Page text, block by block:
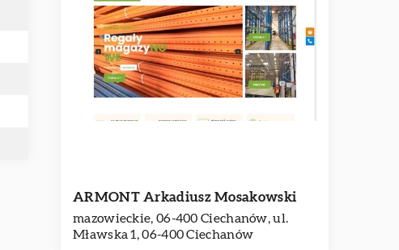
ARMONT Arkadiusz Mosakowski
mazowieckie, 06-400 Ciechanów, ul.
Mławska 1, 06-400 Ciechanów